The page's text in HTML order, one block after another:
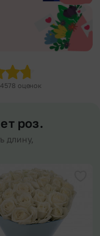
4578 оценок
роз.
длину,